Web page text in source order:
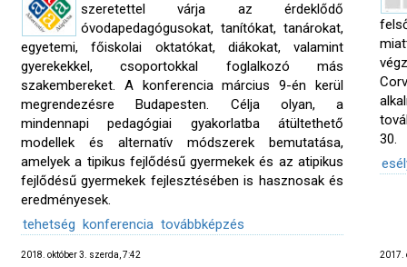
szeretettel várja az érdeklődő
óvodapedagógusokat, tanítókat, tanárokat,
egyetemi, főiskolai oktatókat, diákokat, valamint
gyerekekkel, csoportokkal foglalkozó más
szakembereket. A konferencia március 9-én kerül
megrendezésre Budapesten. Célja olyan, a
mindennapi pedagógiai gyakorlatba átültethető
modellek és alternatív módszerek bemutatása,
amelyek a tipikus fejlődésű gyermekek és az atipikus
fejlődésű gyermekek fejlesztésében is hasznosak és
eredményesek.
tehetség konferencia továbbképzés
30.
2018. október 3. szerda, 7:42 2017.